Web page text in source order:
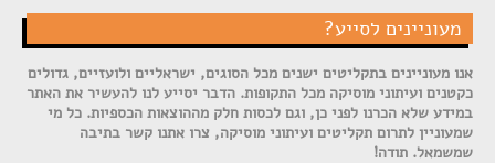
מעוניינים לסייע?
אנו מעוניינים בתקליטים ישנים מכל הסוגים, ישראליים ולועזיים, גדולים
כקטנים ועיתוני מוסיקה מכל התקופות. הדבר יסייע לנו להעשיר את האתר
במידע שלא הכרנו לפני כן, וגם לכסות חלק מההוצאות הכספיות. כל מי
שמעוניין לתרום תקליטים ועיתוני מוסיקה, צרו אתנו קשר בתיבה
שמשמאל. תודה!